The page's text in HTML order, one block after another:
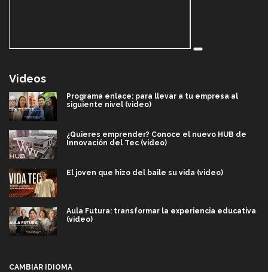
Videos
Programa enlace: para llevar a tu empresa al
siguiente nivel (video)
¿Quieres emprender? Conoce el nuevo HUB de
Innovación del Tec (video)
El joven que hizo del baile su vida (video)
Aula Futura: transformar la experiencia educativa
(video)
CAMBIAR IDIOMA